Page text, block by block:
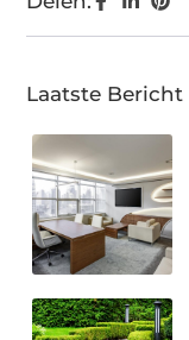
Laatste Bericht